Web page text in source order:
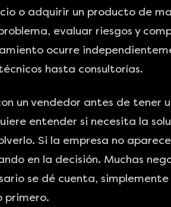
o adquirir un producto de
evaluar riesgos y
ocurre
hasta consultorías.
un vendedor antes de tener
entender si necesita la
Si la empresa no
en la decisión. Muchas
se dé cuenta,
primero.